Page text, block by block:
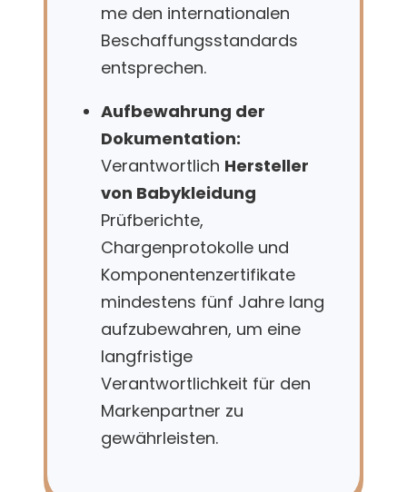
me den internationalen
Beschaffungsstandards
entsprechen.
Aufbewahrung der
Dokumentation:
Verantwortlich Hersteller
von Babykleidung
Prüfberichte,
Chargenprotokolle und
Komponentenzertifikate
mindestens fünf Jahre lang
aufzubewahren, um eine
langfristige
Verantwortlichkeit für den
Markenpartner zu
gewährleisten.